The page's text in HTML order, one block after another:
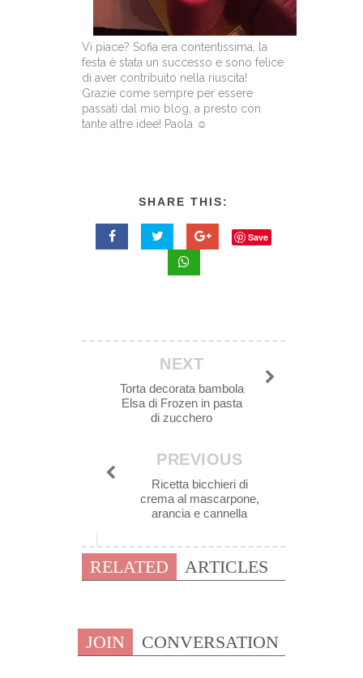
Vi piace? Sofia era contentissima, la
festa è stata un successo e sono felice
di aver contribuito nella riuscita!
Grazie come sempre per essere
passati dal mio blog, a presto con
tante altre idee! Paola ☺
SHARE THIS:
Save
NEXT
Torta decorata bambola
Elsa di Frozen in pasta
di zucchero
PREVIOUS
Ricetta bicchieri di
crema al mascarpone,
arancia e cannella
RELATED ARTICLES
JOIN CONVERSATION